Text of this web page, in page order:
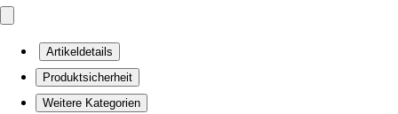
Artikeldetails
Produktsicherheit
Weitere Kategorien